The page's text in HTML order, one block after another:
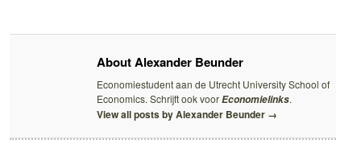
About Alexander Beunder
Economiestudent aan de Utrecht University School of
Economics. Schrijft ook voorEconomielinks.
View all posts by Alexander Beunder →